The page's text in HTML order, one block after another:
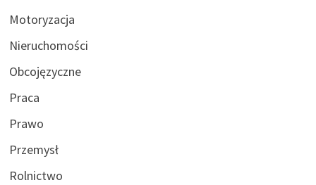
Motoryzacja
Nieruchomości
Obcojęzyczne
Praca
Prawo
Przemysł
Rolnictwo